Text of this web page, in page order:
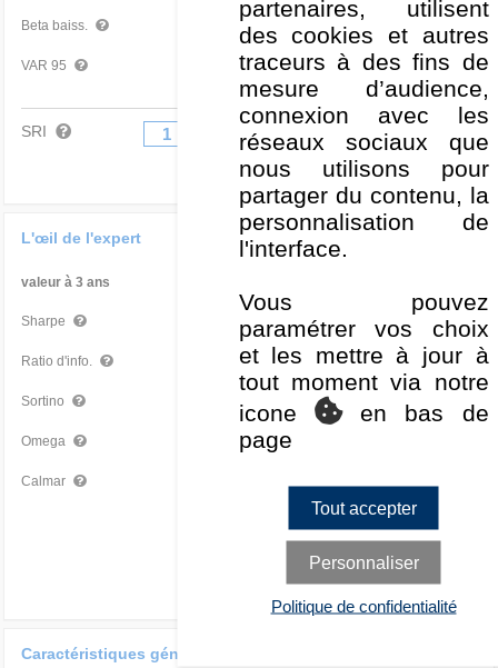
Beta baiss. 0,48
VAR 95 -2,99 % Bon
SRI 1 3 4 5 6 7
L'œil de l'expert
valeur à 3 ans
Sharpe
Ratio d'info. -0,05 Moyen
Sortino
Omega 1,38
Calmar
Caractéristiques générales
partenaires, utilisent
des cookies et autres
traceurs à des fins de
mesure d’audience,
connexion avec les
réseaux sociaux que
nous utilisons pour
partager du contenu, la
personnalisation de
l'interface.
Vous pouvez
paramétrer vos choix
et les mettre à jour à
tout moment via notre
icone
en bas de
page
Tout accepter
Personnaliser
Politique de confidentialité